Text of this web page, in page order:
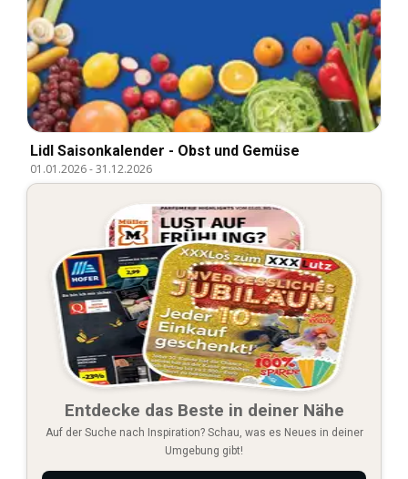
Lidl Saisonkalender - Obst und Gemüse
01.01.2026-31.12.2026
Entdecke das Beste in deiner Nähe
Auf der Suche nach Inspiration? Schau, was es Neues in deiner
Umgebung gibt!